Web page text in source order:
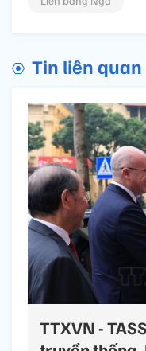
sâu sắc hơn
Nam - Liên bang
Bên cạnh đó,
chẽ với nhau và
tấn trong Tổ
Á - Thái Bình
thông tin, ủng
và về quan hệ
Phạm Tiếp
Từ khóa: Thông
Liên bang Nga